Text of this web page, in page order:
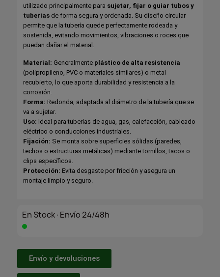
utilizado principalmente para sujetar, fijar o guiar tubos y
tuberías de forma segura y ordenada. Su diseño circular
permite que la tubería quede perfectamente rodeada y
sostenida, evitando movimientos, vibraciones o roces que
puedan dañar el material.
Material: Generalmente plástico de alta resistencia
(polipropileno, PVC o materiales similares) o metal
recubierto, lo que aporta durabilidad y resistencia a la
corrosión.
Forma: Redonda, adaptada al diámetro de la tubería que se
va a sujetar.
Uso: Ideal para tuberías de agua, gas, calefacción, cableado
eléctrico o conducciones industriales.
Fijación: Se monta sobre superficies sólidas (paredes,
techos o estructuras metálicas) mediante tornillos, tacos o
clips específicos.
Protección: Evita desgaste por fricción y asegura un
montaje limpio y seguro.
En Stock·Envío 24/48h
Envío y devoluciones